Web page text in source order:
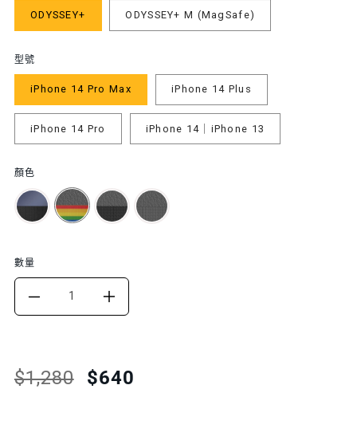
特
Translation
missing:
$1,280
Translation
missing:
$640
ODYSSEY+ ODYSSEY+ M (MagSafe)
型號
iPhone 14 Pro Max iPhone 14 Plus
iPhone 14 Pro iPhone 14｜iPhone 13
顏色
數量
DECREASE
FOR
INCREASE
FOR